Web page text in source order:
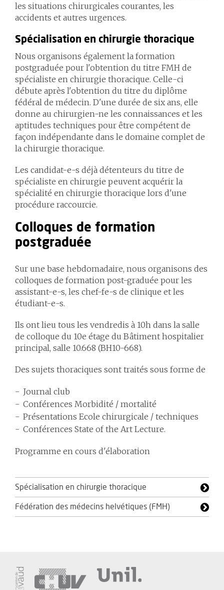
les situations chirurgicales courantes, les
accidents et autres urgences.
Spécialisation en chirurgie thoracique
Nous organisons également la formation
postgraduée pour l'obtention du titre FMH de
spécialiste en chirurgie thoracique. Celle-ci
débute après l'obtention du titre du diplôme
fédéral de médecin. D'une durée de six ans, elle
donne au chirurgien-ne les connaissances et les
aptitudes techniques pour être compétent de
façon indépendante dans le domaine complet de
la chirurgie thoracique.
Les candidat-e-s déjà détenteurs du titre de
spécialiste en chirurgie peuvent acquérir la
spécialité en chirurgie thoracique lors d'une
procédure raccourcie.
Colloques de formation
postgraduée
Sur une base hebdomadaire, nous organisons des
colloques de formation post-graduée pour les
assistant-e-s, les chef-fe-s de clinique et les
étudiant-e-s.
Ils ont lieu tous les vendredis à 10h dans la salle
de colloque du 10e étage du Bâtiment hospitalier
principal, salle 10.668 (BH10-668).
Des sujets thoraciques sont traités sous forme de
Journal club
Conférences Morbidité / mortalité
Présentations Ecole chirurgicale / techniques
Conférences State of the Art Lecture.
Programme en cours d'élaboration
Spécialisation en chirurgie thoracique
Fédération des médecins helvétiques (FMH)